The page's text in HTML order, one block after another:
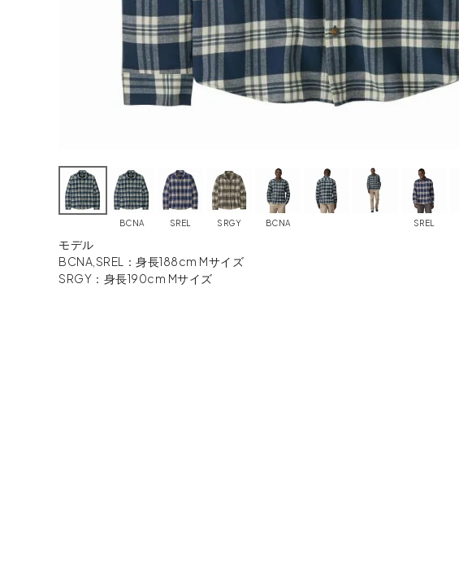
BCNA SREL SRGY BCNA SREL
モデル
BCNA,SREL：身長188cm Mサイズ
SRGY：身長190cm Mサイズ